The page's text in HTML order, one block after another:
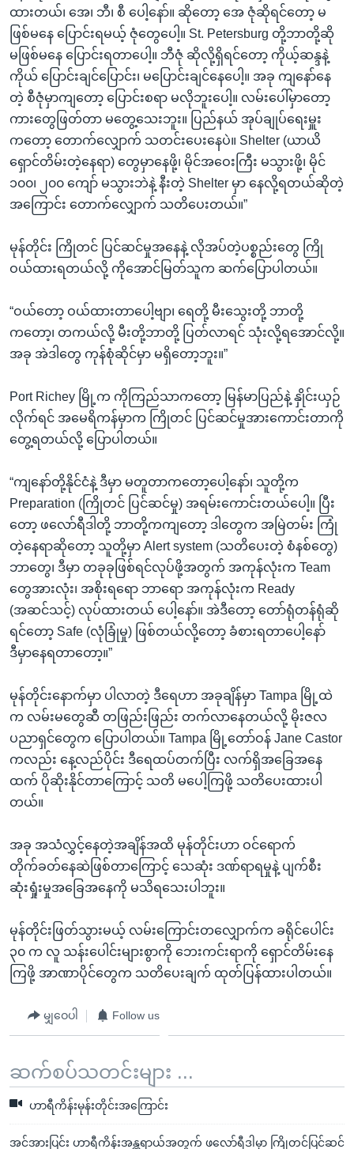
ထားတယ်၊ အေ၊ ဘီ၊ စီ ပေါ့နော်။ ဆိုတော့ အေ ဇုံဆိုရင်တော့ မ
ဖြစ်မနေ ပြောင်းရမယ့် ဇုံတွေပေါ့။ St. Petersburg တို့ဘာတို့ဆို
မဖြစ်မနေ ပြောင်းရတာပေါ့။ ဘီဇုံ ဆိုလို့ရှိရင်တော့ ကိုယ့်ဆန္ဒနဲ့
ကိုယ် ပြောင်းချင်ပြောင်း၊ မပြောင်းချင်နေပေါ့။ အခု ကျနော်နေ
တဲ့ စီဇုံမှာကျတော့ ပြောင်းစရာ မလိုဘူးပေါ့။ လမ်းပေါ်မှာတော့
ကားတွေဖြတ်တာ မတွေ့သေးဘူး။ ပြည်နယ် အုပ်ချုပ်ရေးမှူး
ကတော့ တောက်လျှောက် သတင်းပေးနေပဲ။ Shelter (ယာယိ
ရှောင်တိမ်းတဲ့နေရာ) တွေမှာနေဖို့၊ မိုင်အဝေးကြီး မသွားဖို့၊ မိုင်
၁၀၀၊ ၂၀၀ ကျော် မသွားဘဲနဲ့ နီးတဲ့ Shelter မှာ နေလို့ရတယ်ဆိုတဲ့
အကြောင်း တောက်လျှောက် သတိပေးတယ်။”
မုန်တိုင်း ကြိုတင် ပြင်ဆင်မှုအနေနဲ့ လိုအပ်တဲ့ပစ္စည်းတွေ ကြို
ဝယ်ထားရတယ်လို့ ကိုအောင်မြတ်သူက ဆက်ပြောပါတယ်။
“ဝယ်တော့ ဝယ်ထားတာပေါ့ဗျာ၊ ရေတို့ မီးသွေးတို့ ဘာတို့
ကတော့၊ တကယ်လို့ မီးတို့ဘာတို့ ပြတ်လာရင် သုံးလို့ရအောင်လို့။
အခု အဲဒါတွေ ကုန်စုံဆိုင်မှာ မရှိတော့ဘူး။”
Port Richey မြို့က ကိုကြည်သာကတော့ မြန်မာပြည်နဲ့ နှိုင်းယှဉ်
လိုက်ရင် အမေရိကန်မှာက ကြိုတင် ပြင်ဆင်မှုအားကောင်းတာကို
တွေ့ရတယ်လို့ ပြောပါတယ်။
“ကျနော်တို့နိုင်ငံနဲ့ ဒီမှာ မတူတာကတော့ပေါ့နော်၊ သူတို့က
Preparation (ကြိုတင် ပြင်ဆင်မှု) အရမ်းကောင်းတယ်ပေါ့။ ပြီး
တော့ ဖလော်ရီဒါတို့ ဘာတို့ကကျတော့ ဒါတွေက အမြဲတမ်း ကြုံ
တဲ့နေရာဆိုတော့ သူတို့မှာ Alert system (သတိပေးတဲ့ စံနစ်တွေ)
ဘာတွေ၊ ဒီမှာ တခုခုဖြစ်ရင်လုပ်ဖို့အတွက် အကုန်လုံးက Team
တွေအားလုံး၊ အစိုးရရော ဘာရော အကုန်လုံးက Ready
(အဆင်သင့်) လုပ်ထားတယ် ပေါ့နော်။ အဲဒီတော့ တော်ရုံတန်ရုံဆို
ရင်တော့ Safe (လုံခြုံမှု) ဖြစ်တယ်လို့တော့ ခံစားရတာပေါ့နော်
ဒီမှာနေရတာတော့။”
မုန်တိုင်းနောက်မှာ ပါလာတဲ့ ဒီရေဟာ အခုချိန်မှာ Tampa မြို့ထဲ
က လမ်းမတွေဆီ တဖြည်းဖြည်း တက်လာနေတယ်လို့ မိုးဇလ
ပညာရှင်တွေက ပြောပါတယ်။ Tampa မြို့တော်ဝန် Jane Castor
ကလည်း နေ့လည်ပိုင်း ဒီရေထပ်တက်ပြီး လက်ရှိအခြေအနေ
ထက် ပိုဆိုးနိုင်တာကြောင့် သတိ မပေါ့ကြဖို့ သတိပေးထားပါ
တယ်။
အခု အသံလွှင့်နေတဲ့အချိန်အထိ မုန်တိုင်းဟာ ဝင်ရောက်
တိုက်ခတ်နေဆဲဖြစ်တာကြောင့် သေဆုံး ဒဏ်ရာရမှုနဲ့ ပျက်စီး
ဆုံးရှုံးမှုအခြေအနေကို မသိရသေးပါဘူး။
မုန်တိုင်းဖြတ်သွားမယ့် လမ်းကြောင်းတလျှောက်က ခရိုင်ပေါင်း
၃၀ က လူ သန်းပေါင်းများစွာကို ဘေးကင်းရာကို ရှောင်တိမ်းနေ
ကြဖို့ အာဏာပိုင်တွေက သတိပေးချက် ထုတ်ပြန်ထားပါတယ်။
မျှဝေပါ Follow us
ဆက်စပ်သတင်းများ ...
ဟာရီကိန်းမုန်းတိုင်းအကြောင်း
အင်အားပြင်း ဟာရီကိန်းအန္တရာယ်အတွက် ဖလော်ရီဒါမှာ ကြိုတင်ပြင်ဆင်